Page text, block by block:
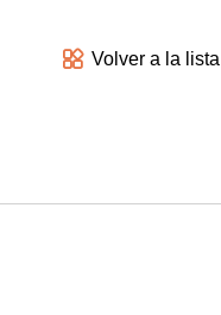
Volver a la lista